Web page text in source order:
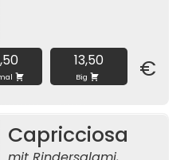
13,50
Big €
Capricciosa